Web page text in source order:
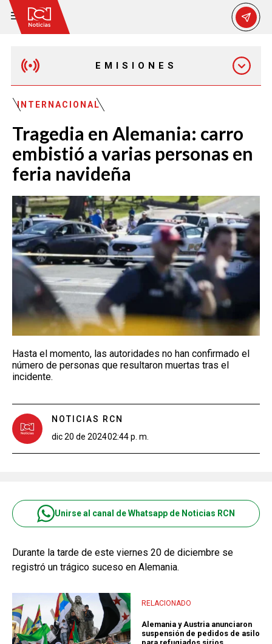
EMISIONES
EMISIÓN 12:30 PM
EMISIÓN 7:00 PM
EMISIÓN 11:30 PM
INTERNACIONAL
Tragedia en Alemania: carro
embistió a varias personas en
feria navideña
Hasta el momento, las autoridades no han confirmado el
número de personas que resultaron muertas tras el
incidente.
NOTICIAS RCN
dic 20 de 202402:44 p. m.
Unirse al canal de Whatsapp de Noticias RCN
Durante la tarde de este viernes 20 de diciembre se
registró un trágico suceso en Alemania.
RELACIONADO
Alemania y Austria anunciaron
suspensión de pedidos de asilo